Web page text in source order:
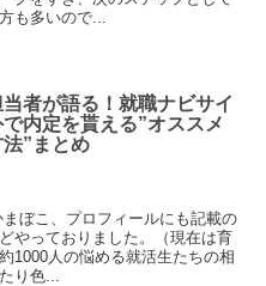
も多いので...
当者が語る！就職ナビサイ
で内定を貰える”オススメ
”まとめ
ぼこ、プロフィールにも記載の
やっておりました。（現在は育
1000人の悩める就活生たちの相
り色...